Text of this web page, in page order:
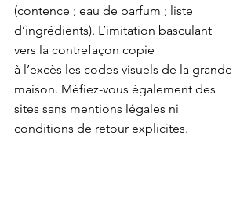
(contence ; eau de parfum ; liste
d’ingrédients). L’imitation basculant
vers la contrefaçon copie
à l’excès les codes visuels de la grande
maison. Méfiez-vous également des
sites sans mentions légales ni